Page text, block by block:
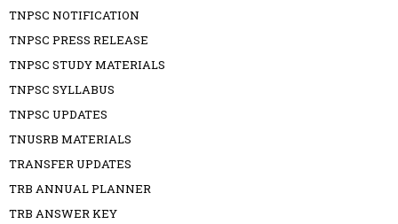
TNPSC NOTIFICATION
TNPSC PRESS RELEASE
TNPSC STUDY MATERIALS
TNPSC SYLLABUS
TNPSC UPDATES
TNUSRB MATERIALS
TRANSFER UPDATES
TRB ANNUAL PLANNER
TRB ANSWER KEY